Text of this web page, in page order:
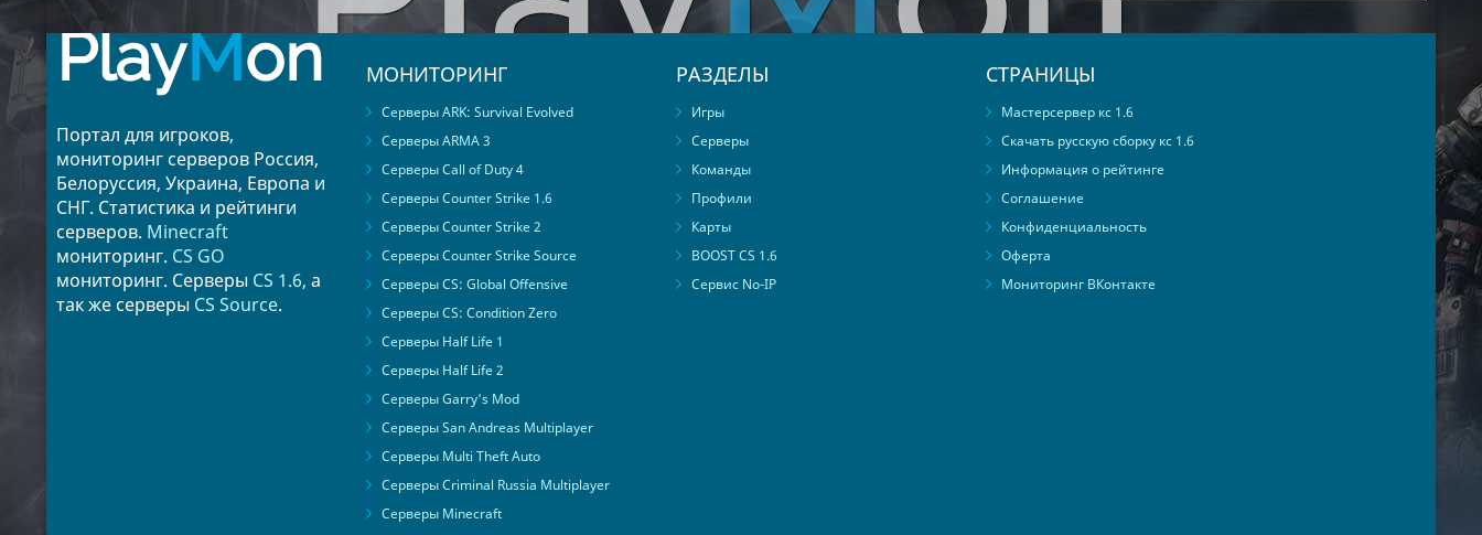
PlayMon
Портал для игроков,
мониторинг серверов Россия,
Белоруссия, Украина, Европа и
СНГ. Статистика и рейтинги
серверов. Minecraft
мониторинг. CS GO
мониторинг. Серверы CS 1.6, а
так же серверы CS Source.
МОНИТОРИНГ
Серверы ARK: Survival Evolved
Серверы ARMA 3
Серверы Call of Duty 4
Серверы Counter Strike 1.6
Серверы Counter Strike 2
Серверы Counter Strike Source
Серверы CS: Global Offensive
Серверы CS: Condition Zero
Серверы Half Life 1
Серверы Half Life 2
Серверы Garry's Mod
Серверы San Andreas Multiplayer
Серверы Multi Theft Auto
Серверы Criminal Russia Multiplayer
Серверы Minecraft
РАЗДЕЛЫ
Игры
Серверы
Команды
Профили
Карты
BOOST CS 1.6
Сервис No-IP
СТРАНИЦЫ
Мастерсервер кс 1.6
Скачать русскую сборку кс 1.6
Информация о рейтинге
Соглашение
Конфиденциальность
Оферта
Мониторинг ВКонтакте